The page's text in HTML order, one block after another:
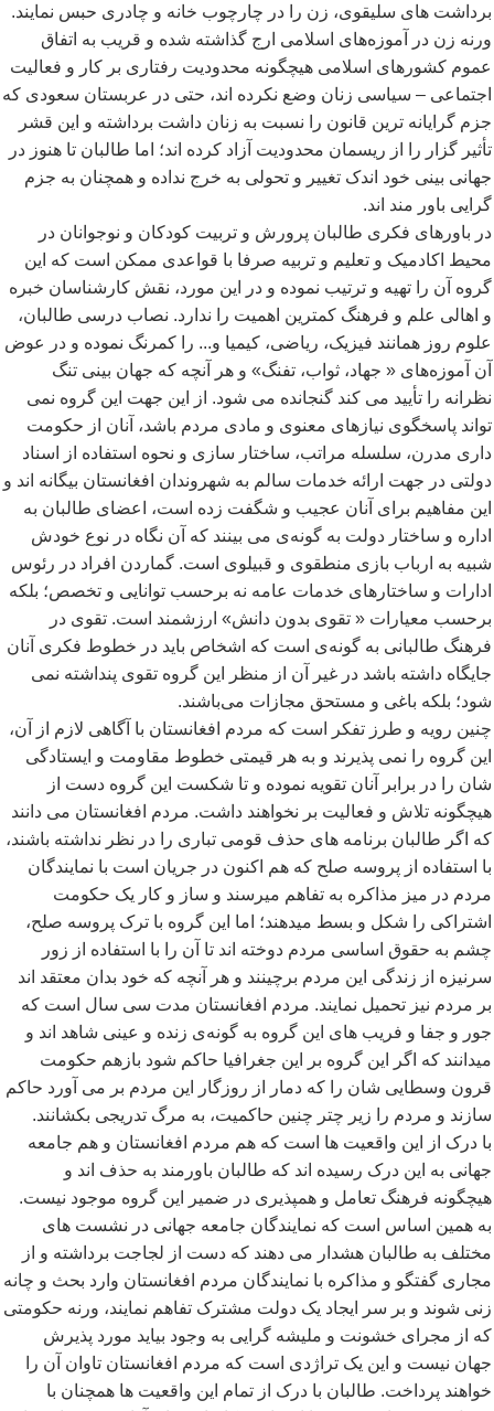
برداشت های سلیقوی، زن را در چارچوب خانه و چادری حبس نمایند.
ورنه زن در آموزههای اسلامی ارج گذاشته شده و قریب به اتفاق
عموم کشورهای اسلامی هیچگونه محدودیت رفتاری بر کار و فعالیت
اجتماعی – سیاسی زنان وضع نکرده اند، حتی در عربستان سعودی که
جزم گرایانه ترین قانون را نسبت به زنان داشت برداشته و این قشر
تأثیر گزار را از ریسمان محدودیت آزاد کرده اند؛ اما طالبان تا هنوز در
جهانی بینی خود اندک تغییر و تحولی به خرج نداده و همچنان به جزم
گرایی باور مند اند.
در باورهای فکری طالبان پرورش و تربیت کودکان و نوجوانان در
محیط اکادمیک و تعلیم و تربیه صرفا با قواعدی ممکن است که این
گروه آن را تهیه و ترتیب نموده و در این مورد، نقش کارشناسان خبره
و اهالی علم و فرهنگ کمترین اهمیت را ندارد. نصاب درسی طالبان،
علوم روز همانند فیزیک، ریاضی، کیمیا و... را کمرنگ نموده و در عوض
آن آموزههای « جهاد، ثواب، تفنگ» و هر آنچه که جهان بینی تنگ
نظرانه را تأیید می کند گنجانده می شود. از این جهت این گروه نمی
تواند پاسخگوی نیازهای معنوی و مادی مردم باشد، آنان از حکومت
داری مدرن، سلسله مراتب، ساختار سازی و نحوه استفاده از اسناد
دولتی در جهت ارائه خدمات سالم به شهروندان افغانستان بیگانه اند و
این مفاهیم برای آنان عجیب و شگفت زده است، اعضای طالبان به
اداره و ساختار دولت به گونهی می بینند که آن نگاه در نوع خودش
شبیه به ارباب بازی منطقوی و قبیلوی است. گماردن افراد در رئوس
ادارات و ساختارهای خدمات عامه نه برحسب توانایی و تخصص؛ بلکه
برحسب معیارات « تقوی بدون دانش» ارزشمند است. تقوی در
فرهنگ طالبانی به گونهی است که اشخاص باید در خطوط فکری آنان
جایگاه داشته باشد در غیر آن از منظر این گروه تقوی پنداشته نمی
شود؛ بلکه باغی و مستحق مجازات میباشند.
چنین رویه و طرز تفکر است که مردم افغانستان با آگاهی لازم از آن،
این گروه را نمی پذیرند و به هر قیمتی خطوط مقاومت و ایستادگی
شان را در برابر آنان تقویه نموده و تا شکست این گروه دست از
هیچگونه تلاش و فعالیت بر نخواهند داشت. مردم افغانستان می دانند
که اگر طالبان برنامه های حذف قومی تباری را در نظر نداشته باشند،
با استفاده از پروسه صلح که هم اکنون در جریان است با نمایندگان
مردم در میز مذاکره به تفاهم میرسند و ساز و کار یک حکومت
اشتراکی را شکل و بسط میدهند؛ اما این گروه با ترک پروسه صلح،
چشم به حقوق اساسی مردم دوخته اند تا آن را با استفاده از زور
سرنیزه از زندگی این مردم برچینند و هر آنچه که خود بدان معتقد اند
بر مردم نیز تحمیل نمایند. مردم افغانستان مدت سی سال است که
جور و جفا و فریب های این گروه به گونهی زنده و عینی شاهد اند و
میدانند که اگر این گروه بر این جغرافیا حاکم شود بازهم حکومت
قرون وسطایی شان را که دمار از روزگار این مردم بر می آورد حاکم
سازند و مردم را زیر چتر چنین حاکمیت، به مرگ تدریجی بکشانند.
با درک از این واقعیت ها است که هم مردم افغانستان و هم جامعه
جهانی به این درک رسیده اند که طالبان باورمند به حذف اند و
هیچگونه فرهنگ تعامل و همپذیری در ضمیر این گروه موجود نیست.
به همین اساس است که نمایندگان جامعه جهانی در نشست های
مختلف به طالبان هشدار می دهند که دست از لجاجت برداشته و از
مجاری گفتگو و مذاکره با نمایندگان مردم افغانستان وارد بحث و چانه
زنی شوند و بر سر ایجاد یک دولت مشترک تفاهم نمایند، ورنه حکومتی
که از مجرای خشونت و ملیشه گرایی به وجود بیاید مورد پذیرش
جهان نیست و این یک تراژدی است که مردم افغانستان تاوان آن را
خواهند پرداخت. طالبان با درک از تمام این واقعیت ها همچنان با